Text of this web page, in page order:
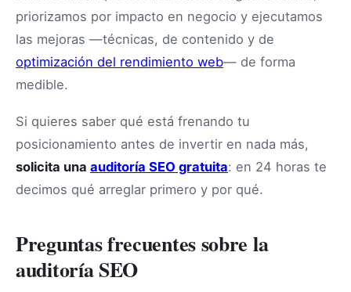
priorizamos por impacto en negocio y ejecutamos
las mejoras —técnicas, de contenido y de
optimización del rendimiento web— de forma
medible.
Si quieres saber qué está frenando tu
posicionamiento antes de invertir en nada más,
solicita una auditoría SEO gratuita: en 24 horas te
decimos qué arreglar primero y por qué.
Preguntas frecuentes sobre la
auditoría SEO